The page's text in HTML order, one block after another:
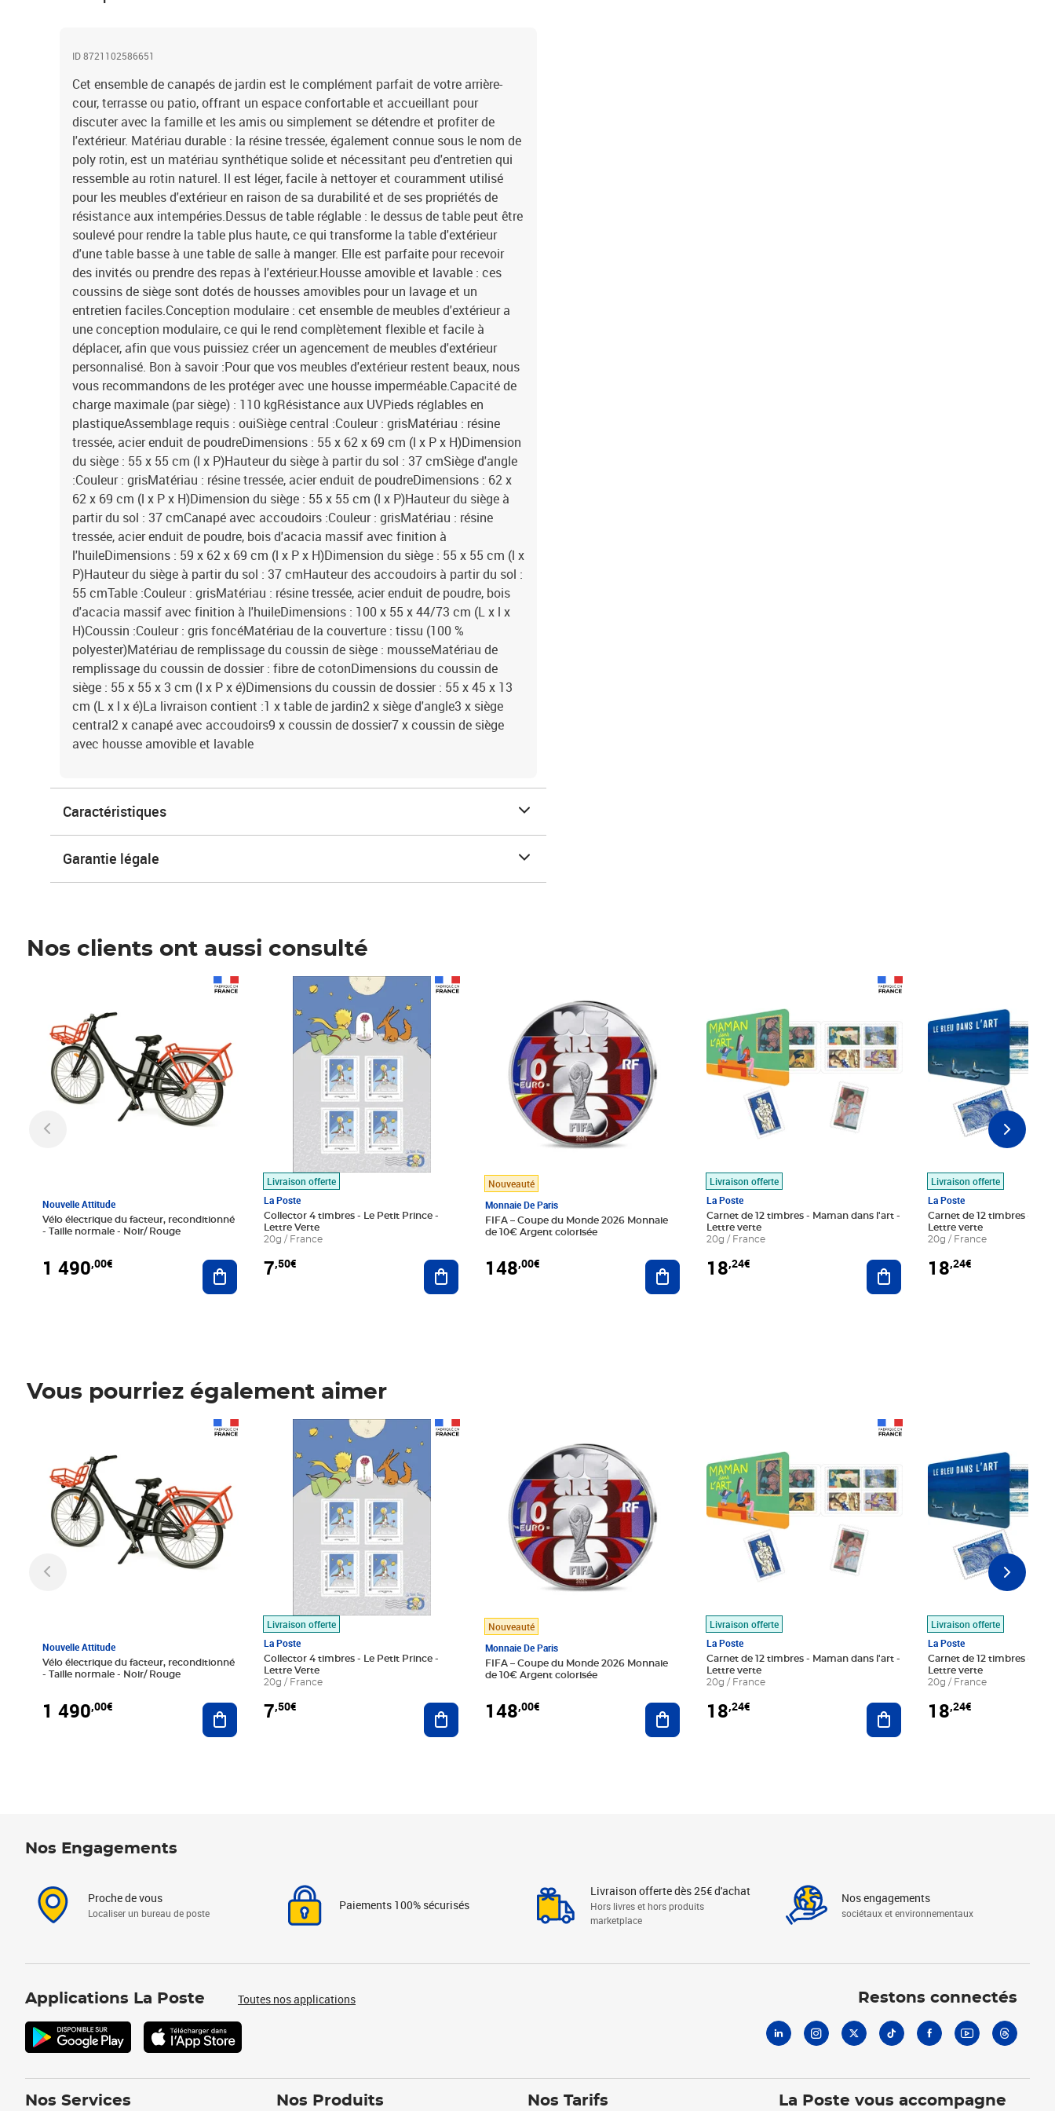
ID 8721102586651
Cet ensemble de canapés de jardin est le complément parfait de votre arrière-
cour, terrasse ou patio, offrant un espace confortable et accueillant pour
discuter avec la famille et les amis ou simplement se détendre et profiter de
l'extérieur. Matériau durable : la résine tressée, également connue sous le nom de
poly rotin, est un matériau synthétique solide et nécessitant peu d'entretien qui
ressemble au rotin naturel. Il est léger, facile à nettoyer et couramment utilisé
pour les meubles d'extérieur en raison de sa durabilité et de ses propriétés de
résistance aux intempéries.Dessus de table réglable : le dessus de table peut être
soulevé pour rendre la table plus haute, ce qui transforme la table d'extérieur
d'une table basse à une table de salle à manger. Elle est parfaite pour recevoir
des invités ou prendre des repas à l'extérieur.Housse amovible et lavable : ces
coussins de siège sont dotés de housses amovibles pour un lavage et un
entretien faciles.Conception modulaire : cet ensemble de meubles d'extérieur a
une conception modulaire, ce qui le rend complètement flexible et facile à
déplacer, afin que vous puissiez créer un agencement de meubles d'extérieur
personnalisé. Bon à savoir :Pour que vos meubles d'extérieur restent beaux, nous
vous recommandons de les protéger avec une housse imperméable.Capacité de
charge maximale (par siège) : 110 kgRésistance aux UVPieds réglables en
plastiqueAssemblage requis : ouiSiège central :Couleur : grisMatériau : résine
tressée, acier enduit de poudreDimensions : 55 x 62 x 69 cm (l x P x H)Dimension
du siège : 55 x 55 cm (l x P)Hauteur du siège à partir du sol : 37 cmSiège d'angle
:Couleur : grisMatériau : résine tressée, acier enduit de poudreDimensions : 62 x
62 x 69 cm (l x P x H)Dimension du siège : 55 x 55 cm (l x P)Hauteur du siège à
partir du sol : 37 cmCanapé avec accoudoirs :Couleur : grisMatériau : résine
tressée, acier enduit de poudre, bois d'acacia massif avec finition à
l'huileDimensions : 59 x 62 x 69 cm (l x P x H)Dimension du siège : 55 x 55 cm (l x
P)Hauteur du siège à partir du sol : 37 cmHauteur des accoudoirs à partir du sol :
55 cmTable :Couleur : grisMatériau : résine tressée, acier enduit de poudre, bois
d'acacia massif avec finition à l'huileDimensions : 100 x 55 x 44/73 cm (L x l x
H)Coussin :Couleur : gris foncéMatériau de la couverture : tissu (100 %
polyester)Matériau de remplissage du coussin de siège : mousseMatériau de
remplissage du coussin de dossier : fibre de cotonDimensions du coussin de
siège : 55 x 55 x 3 cm (l x P x é)Dimensions du coussin de dossier : 55 x 45 x 13
cm (L x l x é)La livraison contient :1 x table de jardin2 x siège d'angle3 x siège
central2 x canapé avec accoudoirs9 x coussin de dossier7 x coussin de siège
avec housse amovible et lavable
Caractéristiques
Garantie légale
Nos clients ont aussi consulté
Nouvelle Attitude
Vélo électrique du facteur, reconditionné
- Taille normale - Noir/ Rouge
1 490,00€ Ajouter au panier
Livraison offerte
La Poste
Collector 4 timbres - Le Petit Prince -
Lettre Verte
20g / France
7,50€
Prix 7,50€
Ajouter au panier
Nouveauté
Monnaie De Paris
FIFA – Coupe du Monde 2026 Monnaie
de 10€ Argent colorisée
148,00€ Ajouter au panier
Livraison offerte
La Poste
Carnet de 12 timbres - Maman dans l'art -
Lettre verte
20g / France
18,24€ Ajouter au panier
Livraison offerte
La Poste
Carnet de 12 timbres - Le
Lettre verte
20g / France
18,24€
Vous pourriez également aimer
Nouvelle Attitude
Vélo électrique du facteur, reconditionné
- Taille normale - Noir/ Rouge
1 490,00€ Ajouter au panier
Livraison offerte
La Poste
Collector 4 timbres - Le Petit Prince -
Lettre Verte
20g / France
7,50€
Prix 7,50€
Ajouter au panier
Nouveauté
Monnaie De Paris
FIFA – Coupe du Monde 2026 Monnaie
de 10€ Argent colorisée
148,00€ Ajouter au panier
Livraison offerte
La Poste
Carnet de 12 timbres - Maman dans l'art -
Lettre verte
20g / France
18,24€ Ajouter au panier
Livraison offerte
La Poste
Carnet de 12 timbres - Le
Lettre verte
20g / France
18,24€
Nos Engagements
Proche de vous
Localiser un bureau de poste
Paiements 100% sécurisés
Livraison offerte dès 25€ d'achat
Hors livres et hors produits
marketplace
Nos engagements
sociétaux et environnementaux
Applications La Poste Toutes nos applications Restons connectés
Nos Services Nos Produits Nos Tarifs La Poste vous accompagne